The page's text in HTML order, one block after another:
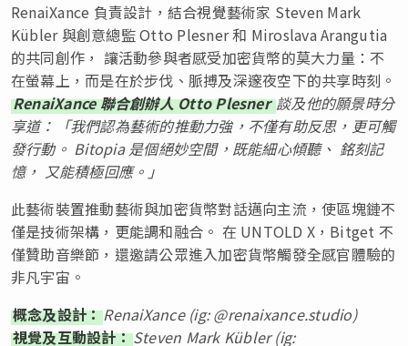
RenaiXance 負責設計，結合視覺藝術家 Steven Mark
Kübler 與創意總監 Otto Plesner 和 Miroslava Arangutia
的共同創作， 讓活動參與者感受加密貨幣的莫大力量：不
在螢幕上，而是在於步伐、脈搏及深邃夜空下的共享時刻。
RenaiXance 聯合創辦人 Otto Plesner談及他的願景時分
享道：「我們認為藝術的推動力強，不僅有助反思，更可觸
發行動。 Bitopia 是個絕妙空間，既能細心傾聽、 銘刻記
憶， 又能積極回應。」
此藝術裝置推動藝術與加密貨幣對話邁向主流，使區塊鏈不
僅是技術架構，更能調和融合。 在 UNTOLD X，Bitget 不
僅贊助音樂節，還邀請公眾進入加密貨幣觸發全感官體驗的
非凡宇宙。
概念及設計：RenaiXance (ig: @renaixance.studio)
視覺及互動設計：Steven Mark Kübler (ig: